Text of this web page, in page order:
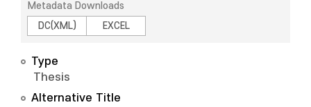
Metadata Downloads
DC(XML)
EXCEL
Type
Thesis
Alternative Title